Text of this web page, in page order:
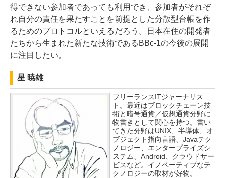
得できない参加者であっても利用でき、参加者がそれぞ
れ自分の責任を果たすことを前提とした分散型台帳を作
るためのプロトコルといえるだろう。日本在住の開発者
たちから生まれた新たな技術であるBBc-1の今後の展開
に注目したい。
星 暁雄
フリーランスITジャーナリス
ト。最近はブロックチェーン技
術と暗号通貨／仮想通貨分野に
物書きとして関心を持つ。書い
てきた分野はUNIX、半導体、オ
ブジェクト指向言語、Javaテク
ノロジー、エンタープライズシ
ステム、Android、クラウドサー
ビスなど。イノベーティブなテ
クノロジーの取材が好物。